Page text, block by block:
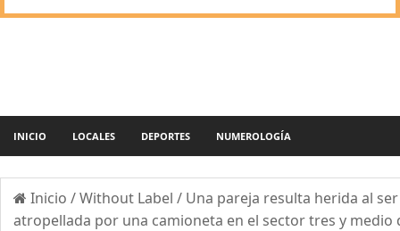
INICIO LOCALES DEPORTES NUMEROLOGÍA
Inicio /Without Label / Una pareja resulta herida al ser
atropellada por una camioneta en el sector tres y medio